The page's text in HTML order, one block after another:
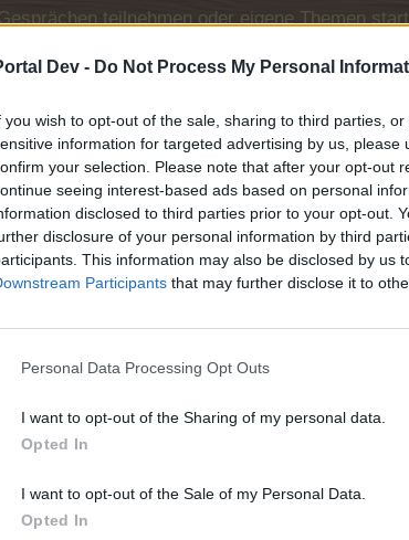
Dev - Do Not Process My Personal
you wish to opt-out of the sale, sharing to third parties,
information for targeted advertising by us, please
your selection. Please note that after your opt-out
seeing interest-based ads based on personal
disclosed to third parties prior to your opt-out.
disclosure of your personal information by third
This information may also be disclosed by us
Participants that may further disclose it to
Personal Data Processing Opt Outs
I want to opt-out of the Sharing of my personal data.
Opted In
I want to opt-out of the Sale of my Personal Data.
Opted In
teilnehmen oder eigene Themen
bitte registriere Dich neu. Wir freuen uns auf
für Erfolge: 6.000
190
für Erfolge: 6.000